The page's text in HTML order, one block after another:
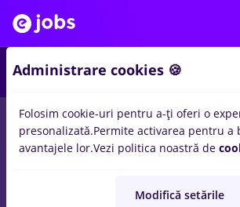
locuri de muncacu salarii pizzer, Part
pentruEntry-Level (< 2 ani)inTransport /
/ Sanatate
Administrare cookies 🍪
Folosim cookie-uri pentru a-ți oferi o
presonalizată.Permite activarea pentru a
avantajele lor.Vezi politica noastră de
Modifică setările